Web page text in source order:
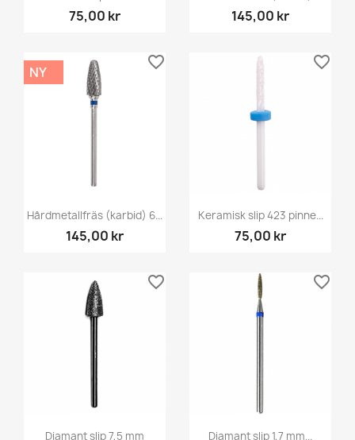
75,00 kr 145,00 kr
Hårdmetallfräs (karbid) 6...
145,00 kr
NY
favorite_border
Keramisk slip 423 pinne...
75,00 kr
favorite_border
Diamant slip 7,5 mm
favorite_border
Diamant slip 1,7 mm...
favorite_border